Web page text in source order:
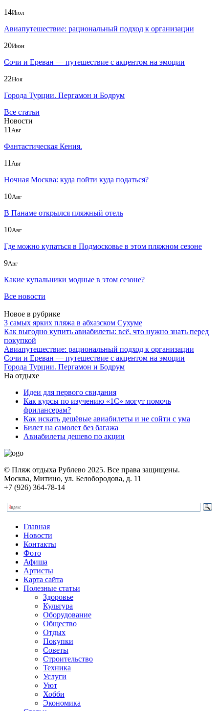
14Июл
Авиапутешествие: рациональный подход к организации
20Июн
Сочи и Ереван — путешествие с акцентом на эмоции
22Ноя
Города Турции. Пергамон и Бодрум
Все статьи
Новости
11 Авг
Фантастическая Кения.
11 Авг
Ночная Москва: куда пойти куда податься?
10Авг
В Панаме открылся пляжный отель
10Авг
Где можно купаться в Подмосковье в этом пляжном сезоне
9Авг
Какие купальники модные в этом сезоне?
Все новости
Новое в рубрике
3 самых ярких пляжа в абхазском Сухуме
Как выгодно купить авиабилеты: всё, что нужно знать перед
покупкой
Авиапутешествие: рациональный подход к организации
Сочи и Ереван — путешествие с акцентом на эмоции
Города Турции. Пергамон и Бодрум
На отдыхе
Идеи для первого свидания
Как курсы по изучению «1С» могут помочь
фрилансерам?
Как искать дешёвые авиабилеты и не сойти с ума
Билет на самолет без багажа
Авиабилеты дешево по акции
© Пляж отдыха Рублево 2025. Все права защищены.
Москва, Митино, ул. Белобородова, д. 11
+7 (926) 364-78-14
Главная
Новости
Контакты
Фото
Афиша
Артисты
Карта сайта
Полезные статьи
Здоровье
Культура
Оборудование
Общество
Отдых
Покупки
Советы
Строительство
Техника
Услуги
Уют
Хобби
Экономика